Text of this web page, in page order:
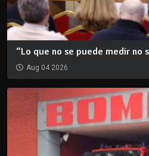
“Lo que no se puede medir no
Aug 04 2026